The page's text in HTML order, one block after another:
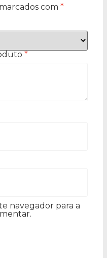
com *
*
navegador para a